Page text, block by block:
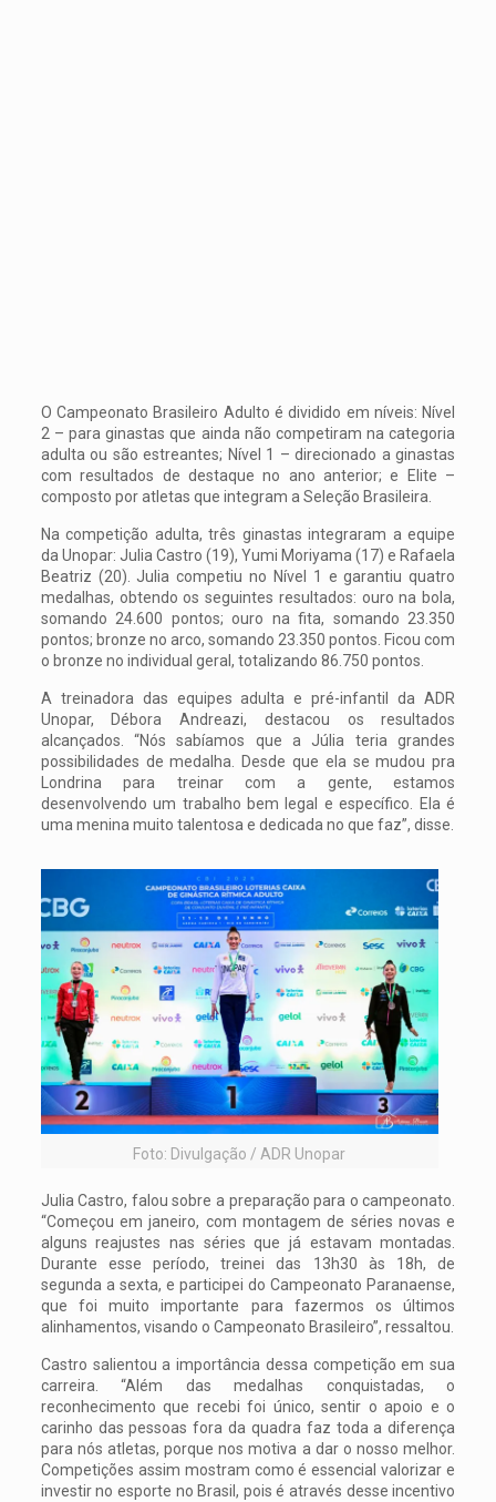
O Campeonato Brasileiro Adulto é dividido em níveis: Nível
2 – para ginastas que ainda não competiram na categoria
adulta ou são estreantes; Nível 1 – direcionado a ginastas
com resultados de destaque no ano anterior; e Elite –
composto por atletas que integram a Seleção Brasileira.
Na competição adulta, três ginastas integraram a equipe
da Unopar: Julia Castro (19), Yumi Moriyama (17) e Rafaela
Beatriz (20). Julia competiu no Nível 1 e garantiu quatro
medalhas, obtendo os seguintes resultados: ouro na bola,
somando 24.600 pontos; ouro na fita, somando 23.350
pontos; bronze no arco, somando 23.350 pontos. Ficou com
o bronze no individual geral, totalizando 86.750 pontos.
A treinadora das equipes adulta e pré-infantil da ADR
Unopar, Débora Andreazi, destacou os resultados
alcançados. “Nós sabíamos que a Júlia teria grandes
possibilidades de medalha. Desde que ela se mudou pra
Londrina para treinar com a gente, estamos
desenvolvendo um trabalho bem legal e específico. Ela é
uma menina muito talentosa e dedicada no que faz”, disse.
Foto: Divulgação / ADR Unopar
Julia Castro, falou sobre a preparação para o campeonato.
“Começou em janeiro, com montagem de séries novas e
alguns reajustes nas séries que já estavam montadas.
Durante esse período, treinei das 13h30 às 18h, de
segunda a sexta, e participei do Campeonato Paranaense,
que foi muito importante para fazermos os últimos
alinhamentos, visando o Campeonato Brasileiro”, ressaltou.
Castro salientou a importância dessa competição em sua
carreira. “Além das medalhas conquistadas, o
reconhecimento que recebi foi único, sentir o apoio e o
carinho das pessoas fora da quadra faz toda a diferença
para nós atletas, porque nos motiva a dar o nosso melhor.
Competições assim mostram como é essencial valorizar e
investir no esporte no Brasil, pois é através desse incentivo